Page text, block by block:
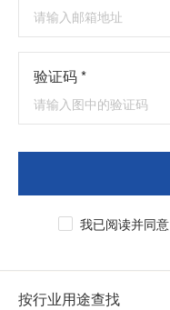
验证码 *
我已阅读并同意
按行业用途查找